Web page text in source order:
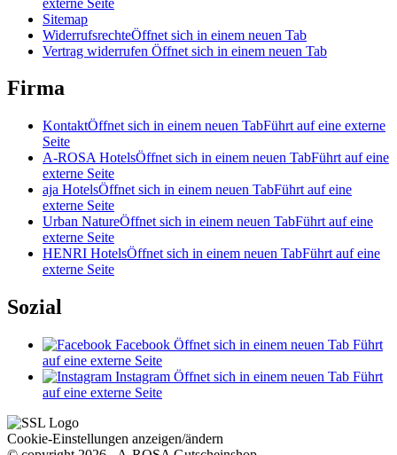
Sitemap
WiderrufsrechteÖffnet sich in einem neuen Tab
Vertrag widerrufen Öffnet sich in einem neuen Tab
Firma
KontaktÖffnet sich in einem neuen TabFührt auf eine externe
Seite
A-ROSA HotelsÖffnet sich in einem neuen TabFührt auf eine
externe Seite
aja HotelsÖffnet sich in einem neuen TabFührt auf eine
externe Seite
Urban NatureÖffnet sich in einem neuen TabFührt auf eine
externe Seite
HENRI HotelsÖffnet sich in einem neuen TabFührt auf eine
externe Seite
Sozial
Facebook Öffnet sich in einem neuen Tab Führt
auf eine externe Seite
Instagram Öffnet sich in einem neuen Tab Führt
auf eine externe Seite
Cookie-Einstellungen anzeigen/ändern